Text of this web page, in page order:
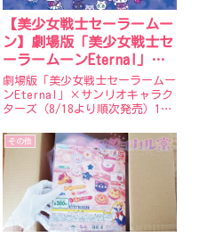
【美少女戦士セーラームー
ン】劇場版「美少女戦士セ
ーラームーンEternal」×
サンリオキャラクターズ商
品一覧
劇場版「美少女戦士セーラームー
ンEternal」×サンリオキャラク
ターズ（8/18より順次発売）1.
ンEternal」×ハローキティ ス
ーパーセーラームーン マスコッ
トホルダー 3,300円2.劇場版
「美少女戦...
その他